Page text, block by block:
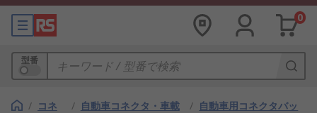
0
型番
/ コネ
/ 自動車コネクタ・車載
/ 自動車用コネクタバッ